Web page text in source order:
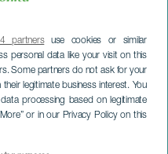
partnersuse cookies or similar
personal data like your visit on this
Some partners do not ask for your
legitimate business interest. You
processing based on legitimate
or in our Privacy Policy on this